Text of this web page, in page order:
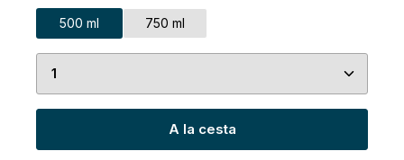
500 ml 750 ml
Cantidad del producto: introduce la cantidad
A la cesta